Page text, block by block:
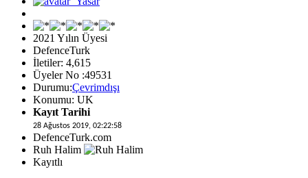
2021 Yılın Üyesi
DefenceTurk
İletiler: 4,615
Üyeler No :49531
Durumu:Çevrimdışı
Konumu: UK
Kayıt Tarihi
28 Ağustos 2019, 02:22:58
DefenceTurk.com
Ruh Halim
Kayıtlı